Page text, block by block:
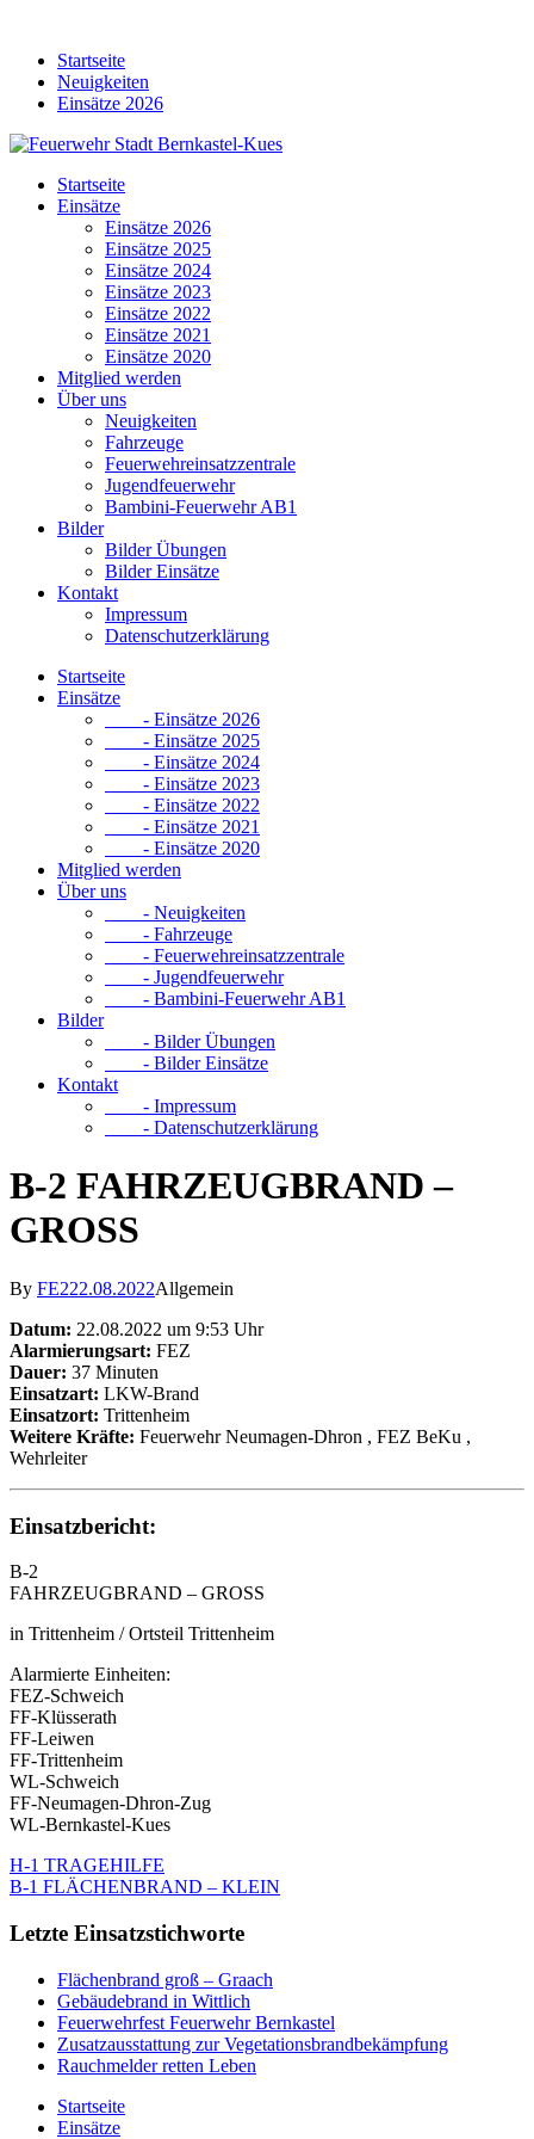
contentStartseite
Neuigkeiten
Einsätze 2026
Startseite
Einsätze
Einsätze 2026
Einsätze 2025
Einsätze 2024
Einsätze 2023
Einsätze 2022
Einsätze 2021
Einsätze 2020
Mitglied werden
Über uns
Neuigkeiten
Fahrzeuge
Feuerwehreinsatzzentrale
Jugendfeuerwehr
Bambini-Feuerwehr AB1
Bilder
Bilder Übungen
Bilder Einsätze
Kontakt
Impressum
Datenschutzerklärung
Startseite
Einsätze
- Einsätze 2026
- Einsätze 2025
- Einsätze 2024
- Einsätze 2023
- Einsätze 2022
- Einsätze 2021
- Einsätze 2020
Mitglied werden
Über uns
- Neuigkeiten
- Fahrzeuge
- Feuerwehreinsatzzentrale
- Jugendfeuerwehr
- Bambini-Feuerwehr AB1
Bilder
- Bilder Übungen
- Bilder Einsätze
Kontakt
- Impressum
- Datenschutzerklärung
B-2 FAHRZEUGBRAND –
GROSS
By FE222.08.2022Allgemein
Datum: 22.08.2022 um 9:53 Uhr
Alarmierungsart: FEZ
Dauer: 37 Minuten
Einsatzart: LKW-Brand
Einsatzort: Trittenheim
Weitere Kräfte: Feuerwehr Neumagen-Dhron , FEZ BeKu ,
Wehrleiter
Einsatzbericht:
B-2
FAHRZEUGBRAND – GROSS
in Trittenheim / Ortsteil Trittenheim
Alarmierte Einheiten:
FEZ-Schweich
FF-Klüsserath
FF-Leiwen
FF-Trittenheim
WL-Schweich
FF-Neumagen-Dhron-Zug
WL-Bernkastel-Kues
H-1 TRAGEHILFE
B-1 FLÄCHENBRAND – KLEIN
Letzte Einsatzstichworte
Flächenbrand groß – Graach
Gebäudebrand in Wittlich
Feuerwehrfest Feuerwehr Bernkastel
Zusatzausstattung zur Vegetationsbrandbekämpfung
Rauchmelder retten Leben
Startseite
Einsätze